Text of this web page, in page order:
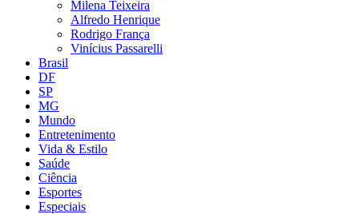
Milena Teixeira
Alfredo Henrique
Rodrigo França
Vinícius Passarelli
Brasil
DF
SP
MG
Mundo
Entretenimento
Vida & Estilo
Saúde
Ciência
Esportes
Especiais